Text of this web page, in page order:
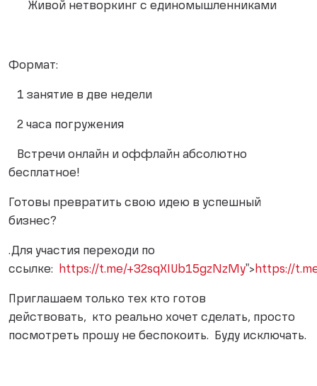
Живой нетворкинг с единомышленниками
Формат:
1 занятие в две недели
2 часа погружения
Встречи онлайн и оффлайн абсолютно
бесплатное!
Готовы превратить свою идею в успешный
бизнес?
.Для участия переходи по
ссылке:
https://t.me/+32sqXIUb15gzNzMy"> https://
Приглашаем только тех кто готов
действовать, кто реально хочет сделать, просто
посмотреть прошу не беспокоить. Буду исключать.